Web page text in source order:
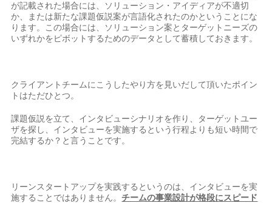
が記載された場合には、ソリューション・アイディアが不適切
か、または新たな課題仮説案が言語化されたのかということにな
ります。この場合には、ソリューション案とターゲットニーズの
いずれかをピボットするためのデータとして蓄積しておきます。
クライアントチームにこうしたやり方を見いだして頂いたポイン
トはただひとつ。
課題仮説を立て、インタビューシナリオを作り、ターゲットユー
ザを探し、インタビューを実施するという行程よりも短い時間で
完結するか？と言うことです。
リーンスタートアップを実践するというのは、インタビューを実
施することではありません。チームの事業設計が格段にスピード